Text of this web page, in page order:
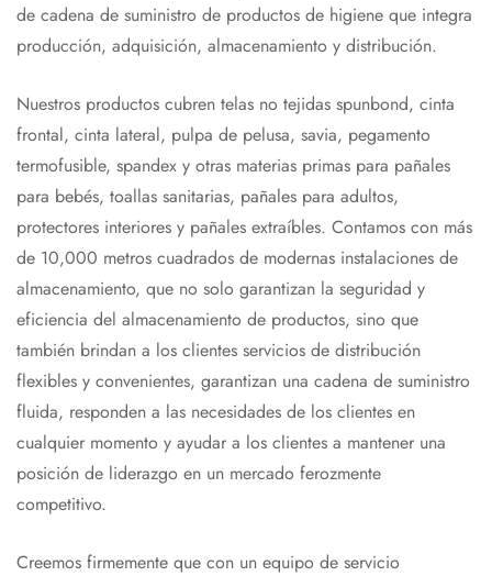
de cadena de suministro de productos de higiene que integra
producción, adquisición, almacenamiento y distribución.
Nuestros productos cubren telas no tejidas spunbond, cinta
frontal, cinta lateral, pulpa de pelusa, savia, pegamento
termofusible, spandex y otras materias primas para pañales
para bebés, toallas sanitarias, pañales para adultos,
protectores interiores y pañales extraíbles. Contamos con más
de 10,000 metros cuadrados de modernas instalaciones de
almacenamiento, que no solo garantizan la seguridad y
eficiencia del almacenamiento de productos, sino que
también brindan a los clientes servicios de distribución
flexibles y convenientes, garantizan una cadena de suministro
fluida, responden a las necesidades de los clientes en
cualquier momento y ayudar a los clientes a mantener una
posición de liderazgo en un mercado ferozmente
competitivo.
Creemos firmemente que con un equipo de servicio